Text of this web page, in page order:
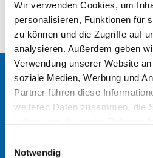
Wir verwenden Cookies, um
personalisieren, Funktionen für
zu können und die Zugriffe auf
analysieren. Außerdem geben
Verwendung unserer Website
soziale Medien, Werbung und
Partner führen diese
weiteren Daten zusammen, die
Notwendig
NAHTLOSE
eine Anfrage und wir